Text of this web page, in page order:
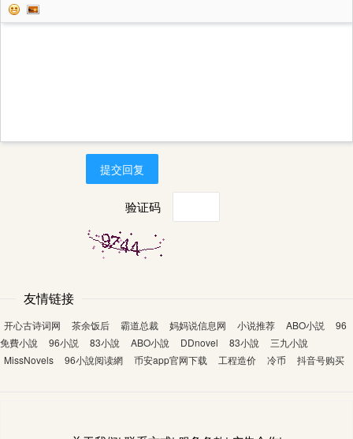
提交回复
验证码
友情链接
开心古诗词网 茶余饭后 霸道总裁 妈妈说信息网 小说推荐 ABO小説
96
免費小說
96小説 83小說 ABO小說 DDnovel 83小說
三九小說
MissNovels
96小說阅读網 币安app官网下载 工程造价 冷币 抖音号购买